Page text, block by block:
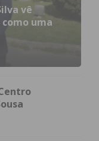
vê
como uma